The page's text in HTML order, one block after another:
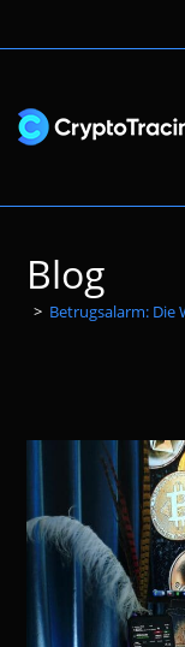
Inhalt
Blog
> Betrugsalarm: